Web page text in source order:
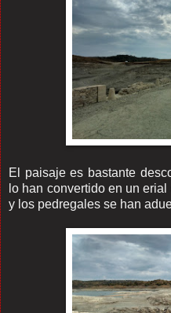
El paisaje es bastante
lo han convertido en un
y los pedregales se han